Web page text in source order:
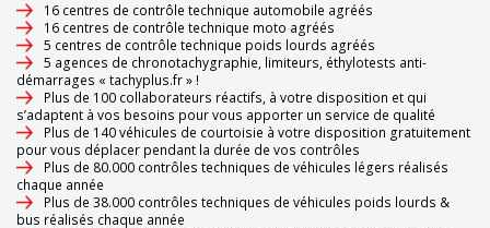
16 centres de contrôle technique automobile agréés
16 centres de contrôle technique moto agréés
5 centres de contrôle technique poids lourds agréés
5 agences de chronotachygraphie, limiteurs, éthylotests anti-
démarrages « tachyplus.fr » !
Plus de 100 collaborateurs réactifs, à votre disposition et qui
s’adaptent à vos besoins pour vous apporter un service de qualité
Plus de 140 véhicules de courtoisie à votre disposition gratuitement
pour vous déplacer pendant la durée de vos contrôles
Plus de 80.000 contrôles techniques de véhicules légers réalisés
chaque année
Plus de 38.000 contrôles techniques de véhicules poids lourds &
bus réalisés chaque année